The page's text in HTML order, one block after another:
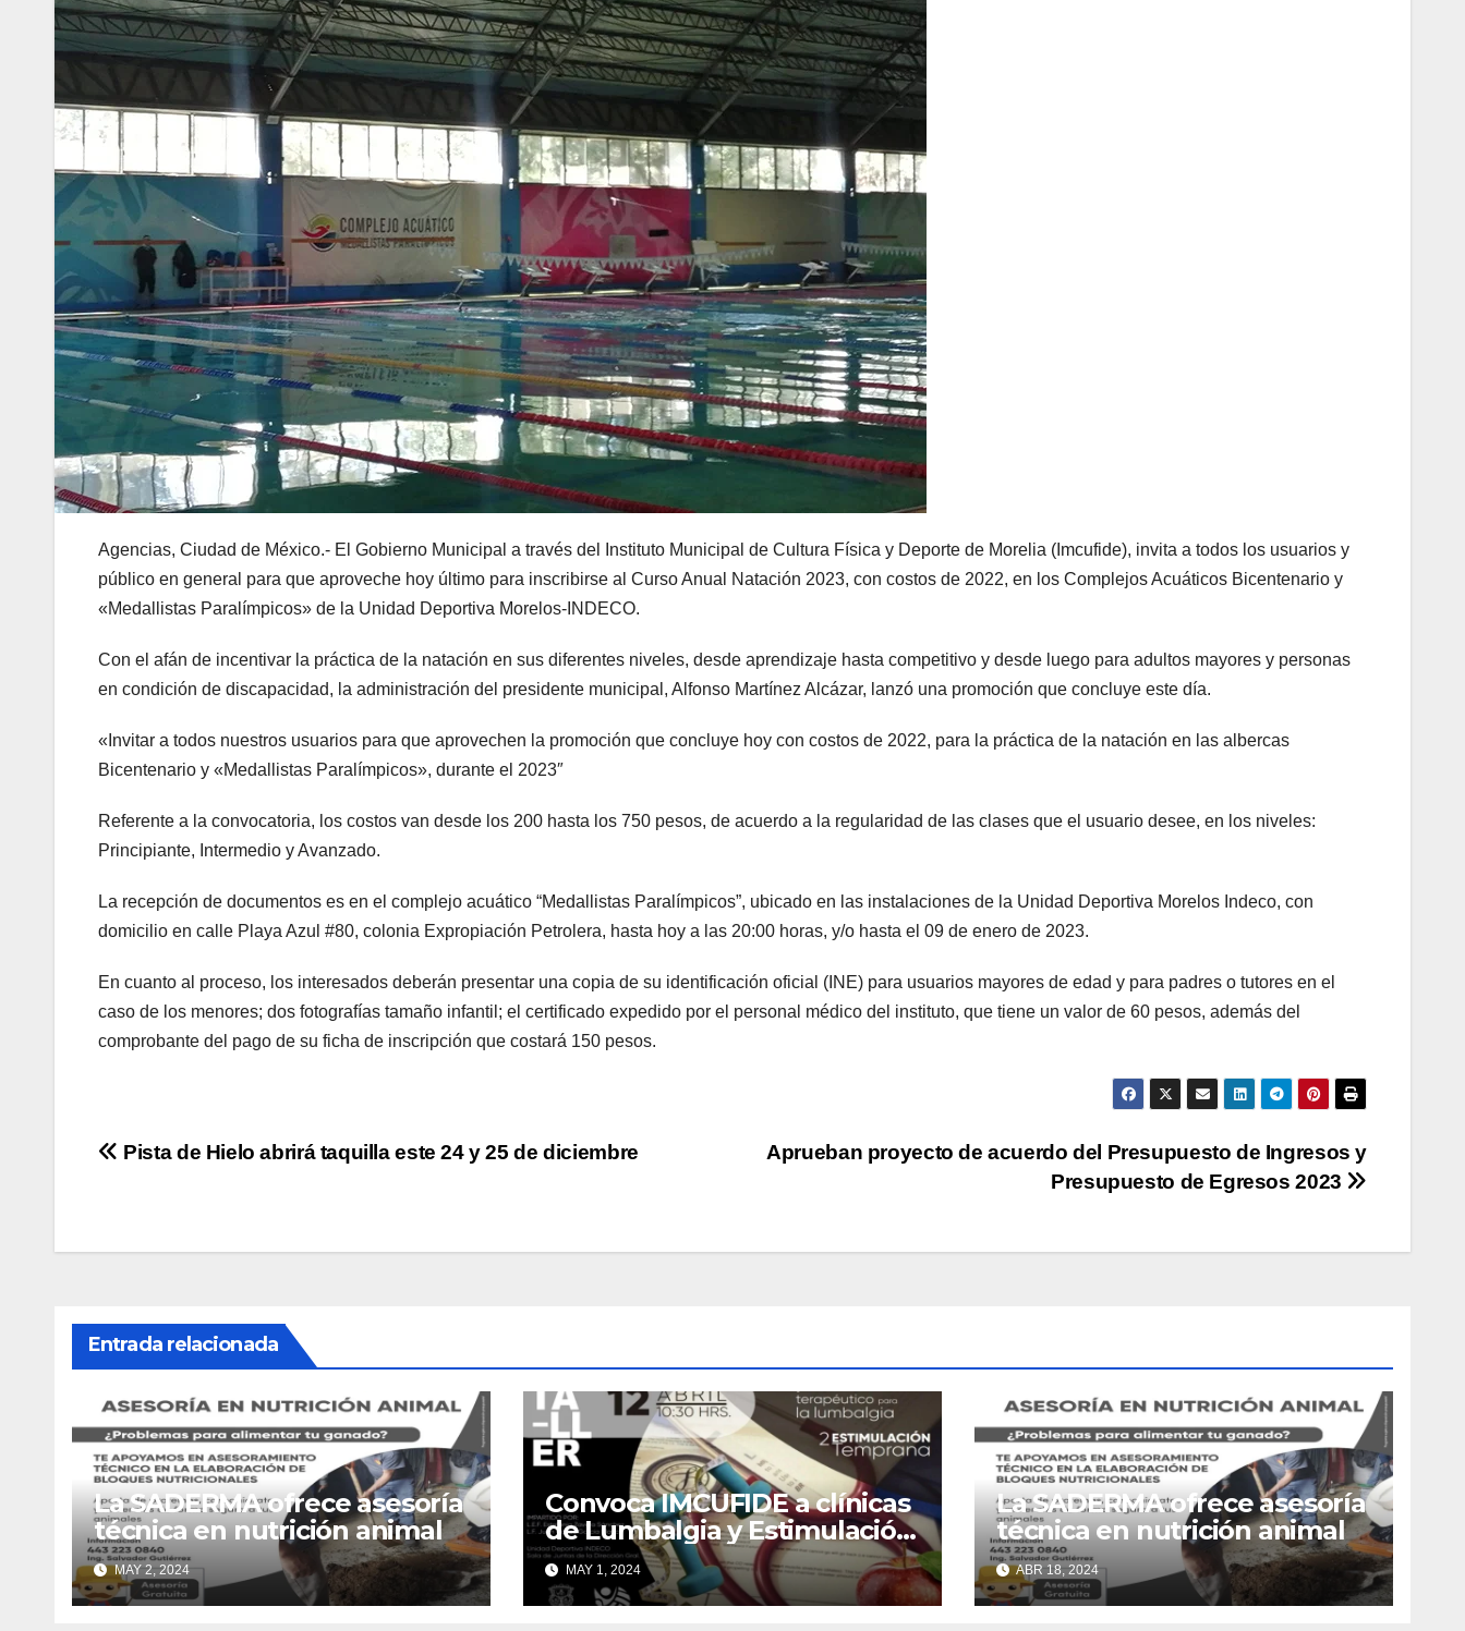
Agencias, Ciudad de México.- El Gobierno Municipal a través del Instituto Municipal de Cultura Física y Deporte de Morelia (Imcufide), invita a todos los usuarios y
público en general para que aproveche hoy último para inscribirse al Curso Anual Natación 2023, con costos de 2022, en los Complejos Acuáticos Bicentenario y
«Medallistas Paralímpicos» de la Unidad Deportiva Morelos-INDECO.
Con el afán de incentivar la práctica de la natación en sus diferentes niveles, desde aprendizaje hasta competitivo y desde luego para adultos mayores y personas
en condición de discapacidad, la administración del presidente municipal, Alfonso Martínez Alcázar, lanzó una promoción que concluye este día.
«Invitar a todos nuestros usuarios para que aprovechen la promoción que concluye hoy con costos de 2022, para la práctica de la natación en las albercas
Bicentenario y «Medallistas Paralímpicos», durante el 2023″
Referente a la convocatoria, los costos van desde los 200 hasta los 750 pesos, de acuerdo a la regularidad de las clases que el usuario desee, en los niveles:
Principiante, Intermedio y Avanzado.
La recepción de documentos es en el complejo acuático “Medallistas Paralímpicos”, ubicado en las instalaciones de la Unidad Deportiva Morelos Indeco, con
domicilio en calle Playa Azul #80, colonia Expropiación Petrolera, hasta hoy a las 20:00 horas, y/o hasta el 09 de enero de 2023.
En cuanto al proceso, los interesados deberán presentar una copia de su identificación oficial (INE) para usuarios mayores de edad y para padres o tutores en el
caso de los menores; dos fotografías tamaño infantil; el certificado expedido por el personal médico del instituto, que tiene un valor de 60 pesos, además del
comprobante del pago de su ficha de inscripción que costará 150 pesos.
Navegación
entradas
Aprueban proyecto de acuerdo del Presupuesto de Ingresos y
Presupuesto de Egresos 2023
Pista de Hielo abrirá taquilla este 24 y 25 de diciembre
Entrada relacionada
La SADERMA ofrece asesoría
técnica en nutrición animal
MAY 2, 2024
Convoca IMCUFIDE a clínicas
de Lumbalgia y Estimulación
Temprana
MAY 1, 2024
La SADERMA ofrece asesoría
técnica en nutrición animal
ABR 18, 2024